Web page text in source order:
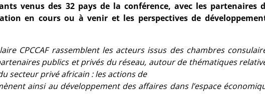
venus des 32 pays de la conférence, avec les partenaires
en cours ou à venir et les perspectives de
CPCCAF rassemblent les acteurs issus des chambres
publics et privés du réseau, autour de thématiques
secteur privé africain : les actions de
ainsi au développement des affaires dans l’espace